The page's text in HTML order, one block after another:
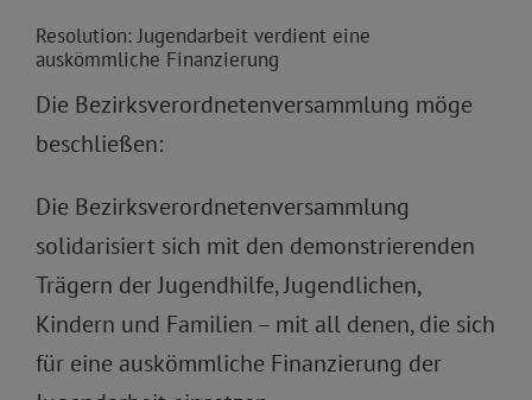
Resolution: Jugendarbeit verdient eine
auskömmliche Finanzierung
Die Bezirksverordnetenversammlung möge
beschließen:
Die Bezirksverordnetenversammlung
solidarisiert sich mit den demonstrierenden
Trägern der Jugendhilfe, Jugendlichen,
Kindern und Familien – mit all denen, die sich
für eine auskömmliche Finanzierung der